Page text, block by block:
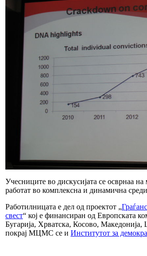
Учесниците во дискусијата се осврнаа
работат во комплексна и динамична
Работилницата е дел од проектот „
свест“ кој е финансиран од Европската
Бугарија, Хрватска, Косово, Македонија,
покрај МЦМС се и Институтот за